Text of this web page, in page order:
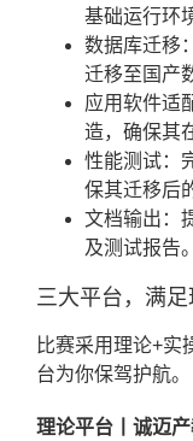
基础运行环
数据库迁移
迁移至国产
应用软件适
造，确保其
性能测试：
保其迁移后
文档输出：
及测试报告。
三大平台，满
比赛采用理论+实
台为你保驾护航。
理论平台丨诚迈产